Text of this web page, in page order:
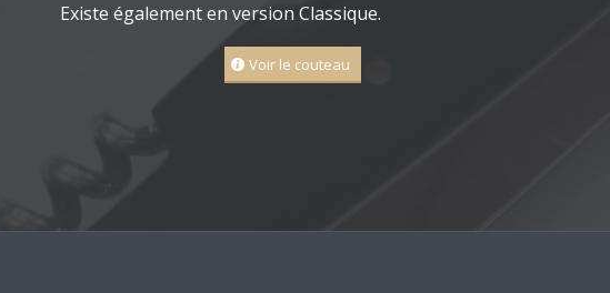
Existe également en version Classique.
Voir le couteau